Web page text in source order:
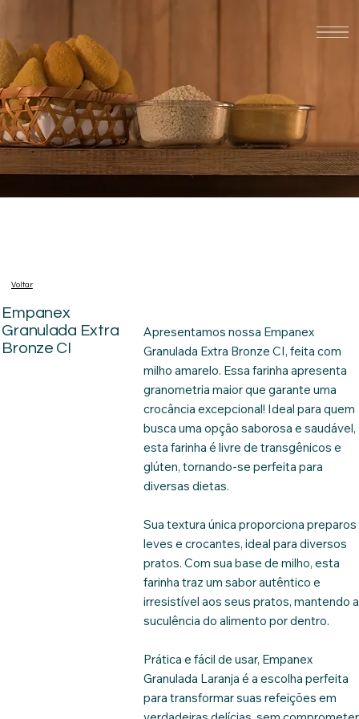
Empanex
Granulada Extra
Bronze CI
Voltar
Apresentamos nossa Empanex
Granulada Extra Bronze CI, feita com
milho amarelo. Essa farinha apresenta
granometria maior que garante uma
crocância excepcional! Ideal para quem
busca uma opção saborosa e saudável,
esta farinha é livre de transgênicos e
glúten, tornando-se perfeita para
diversas dietas.
Sua textura única proporciona preparos
leves e crocantes, ideal para diversos
pratos. Com sua base de milho, esta
farinha traz um sabor autêntico e
irresistível aos seus pratos, mantendo a
suculência do alimento por dentro.
Prática e fácil de usar, Empanex
Granulada Laranja é a escolha perfeita
para transformar suas refeições em